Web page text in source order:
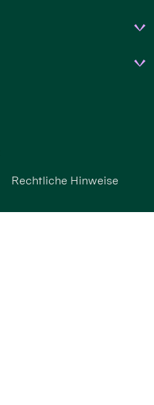
Rechtliche Hinweise